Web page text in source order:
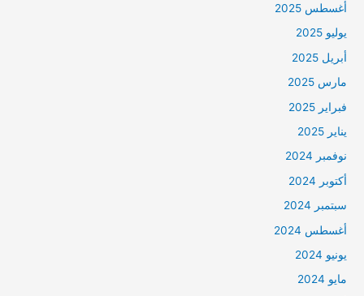
أغسطس 2025
يوليو 2025
أبريل 2025
مارس 2025
فبراير 2025
يناير 2025
نوفمبر 2024
أكتوبر 2024
سبتمبر 2024
أغسطس 2024
يونيو 2024
مايو 2024